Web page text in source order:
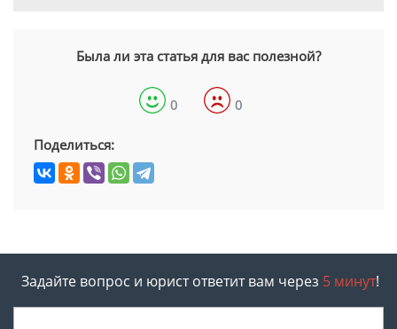
Была ли эта статья для вас полезной?
0 0
Поделиться:
Задайте вопрос и юрист ответит вам через 5 минут!